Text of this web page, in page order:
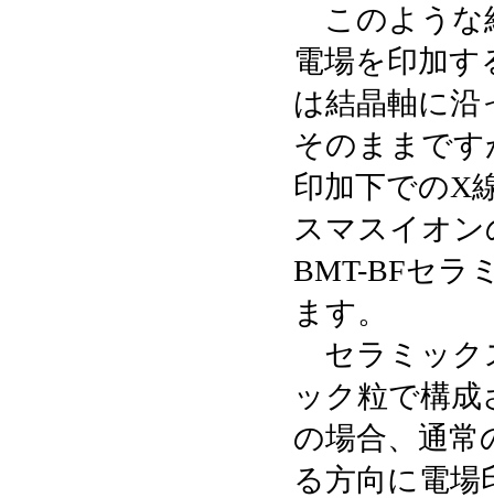
このような
電場を印加す
は結晶軸に
そのままで
印加下でのX
スマスイオ
BMT-BFセラ
ます。
セラミック
ック粒で構
の場合、通常
る方向に電